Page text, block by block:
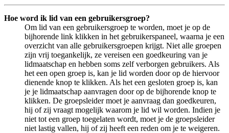
Hoe word ik lid van een gebruikersgroep?
Om lid van een gebruikersgroep te worden, moet je op de
bijhorende link klikken in het gebruikerspaneel, waarna je een
overzicht van alle gebruikersgroepen krijgt. Niet alle groepen
zijn vrij toegankelijk, ze vereisen een goedkeuring van je
lidmaatschap en hebben soms zelf verborgen gebruikers. Als
het een open groep is, kan je lid worden door op de hiervoor
dienende knop te klikken. Als het een gesloten groep is, kan
je je lidmaatschap aanvragen door op de bijhorende knop te
klikken. De groepsleider moet je aanvraag dan goedkeuren,
hij of zij vraagt mogelijk waarom je lid wil worden. Indien je
niet tot een groep toegelaten wordt, moet je de groepsleider
niet lastig vallen, hij of zij heeft een reden om je te weigeren.